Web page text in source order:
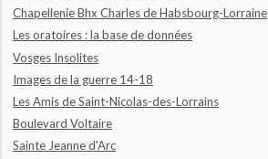
Chapellenie Bhx Charles de Habsbourg-Lorraine
Les oratoires : la base de données
Vosges Insolites
Images de la guerre 14-18
Les Amis de Saint-Nicolas-des-Lorrains
Boulevard Voltaire
Sainte Jeanne d'Arc